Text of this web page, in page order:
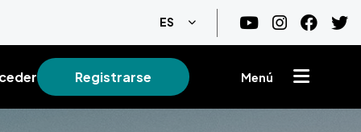
ES Lista adicional de acciones
Registrarse Menú